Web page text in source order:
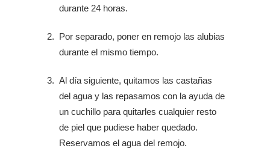
durante 24 horas.
Por separado, poner en remojo las alubias
durante el mismo tiempo.
Al día siguiente, quitamos las castañas
del agua y las repasamos con la ayuda de
un cuchillo para quitarles cualquier resto
de piel que pudiese haber quedado.
Reservamos el agua del remojo.